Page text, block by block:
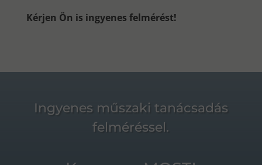
Kérjen Ön is ingyenes felmérést!
Ingyenes műszaki tanácsadás
felméréssel.